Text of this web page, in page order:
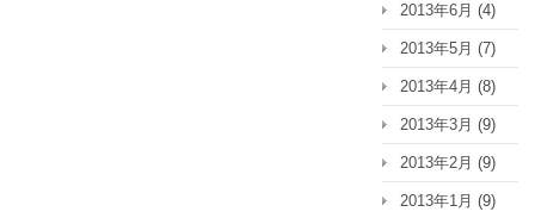
2013年6月 (4)
2013年5月 (7)
2013年4月 (8)
2013年3月 (9)
2013年2月 (9)
2013年1月 (9)